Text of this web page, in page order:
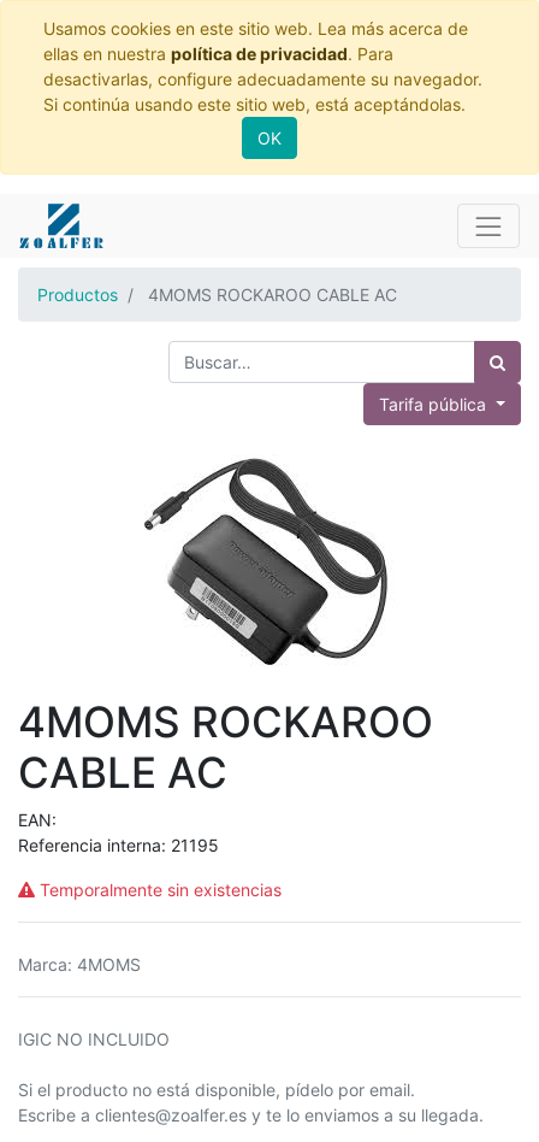
Usamos cookies en este sitio web. Lea más acerca de
ellas en nuestra política de privacidad. Para
desactivarlas, configure adecuadamente su navegador.
Si continúa usando este sitio web, está aceptándolas.
OK
Productos 4MOMS ROCKAROO CABLE AC
Tarifa pública
4MOMS ROCKAROO
CABLE AC
EAN:
Referencia interna: 21195
Temporalmente sin existencias
Marca: 4MOMS
IGIC NO INCLUIDO
Si el producto no está disponible, pídelo por email.
Escribe a clientes@zoalfer.es y te lo enviamos a su llegada.